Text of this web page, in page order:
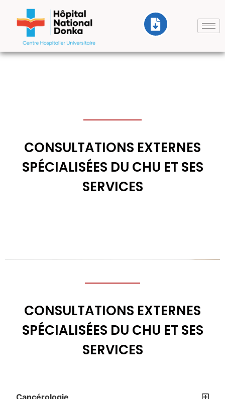
CONSULTATIONS EXTERNES
SPÉCIALISÉES DU CHU ET SES
SERVICES
CONSULTATIONS EXTERNES
SPÉCIALISÉES DU CHU ET SES
SERVICES